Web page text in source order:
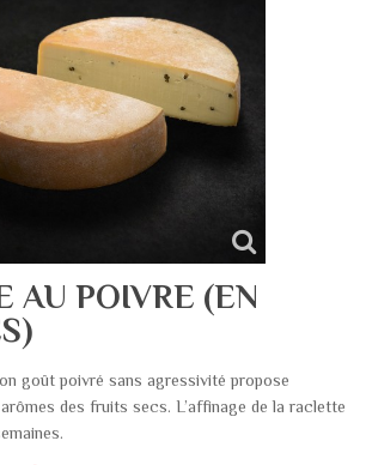
AU POIVRE (EN
goût poivré sans agressivité propose
des fruits secs. L’affinage de la raclette